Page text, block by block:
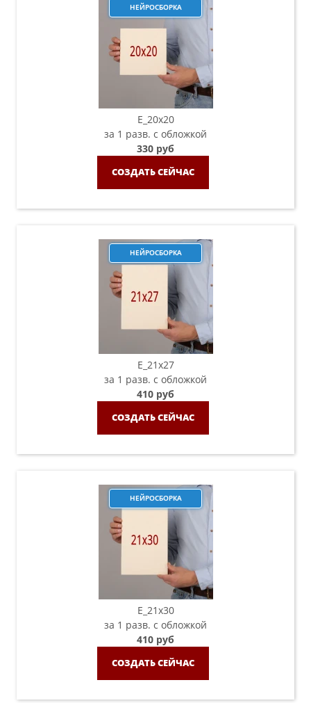
НЕЙРОСБОРКА
E_20х20
за 1 разв. с обложкой
330 руб
СОЗДАТЬ СЕЙЧАС
НЕЙРОСБОРКА
E_21х27
за 1 разв. с обложкой
410 руб
СОЗДАТЬ СЕЙЧАС
НЕЙРОСБОРКА
E_21х30
за 1 разв. с обложкой
410 руб
СОЗДАТЬ СЕЙЧАС